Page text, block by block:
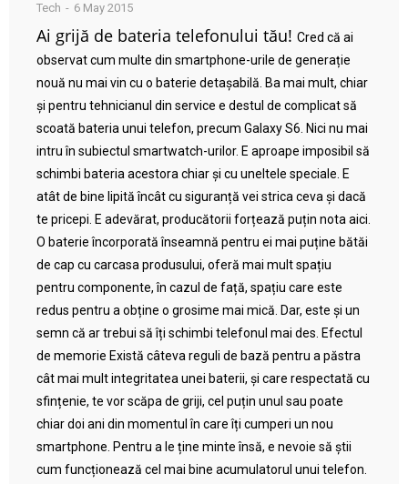
Tech 6 May 2015
Ai grijă de bateria telefonului tău! Cred că ai
observat cum multe din smartphone-urile de generație
nouă nu mai vin cu o baterie detașabilă. Ba mai mult, chiar
și pentru tehnicianul din service e destul de complicat să
scoată bateria unui telefon, precum Galaxy S6. Nici nu mai
intru în subiectul smartwatch-urilor. E aproape imposibil să
schimbi bateria acestora chiar și cu uneltele speciale. E
atât de bine lipită încât cu siguranță vei strica ceva și dacă
te pricepi. E adevărat, producătorii forțează puțin nota aici.
O baterie încorporată înseamnă pentru ei mai puține bătăi
de cap cu carcasa produsului, oferă mai mult spațiu
pentru componente, în cazul de față, spațiu care este
redus pentru a obține o grosime mai mică. Dar, este și un
semn că ar trebui să îți schimbi telefonul mai des. Efectul
de memorie Există câteva reguli de bază pentru a păstra
cât mai mult integritatea unei baterii, și care respectată cu
sfințenie, te vor scăpa de griji, cel puțin unul sau poate
chiar doi ani din momentul în care îți cumperi un nou
smartphone. Pentru a le ține minte însă, e nevoie să știi
cum funcționează cel mai bine acumulatorul unui telefon.